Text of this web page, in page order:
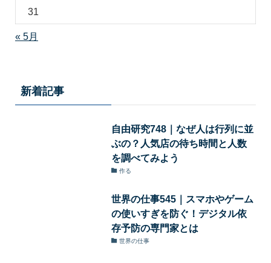
31
« 5月
新着記事
自由研究748｜なぜ人は行列に並
ぶの？人気店の待ち時間と人数
を調べてみよう
作る
世界の仕事545｜スマホやゲーム
の使いすぎを防ぐ！デジタル依
存予防の専門家とは
世界の仕事